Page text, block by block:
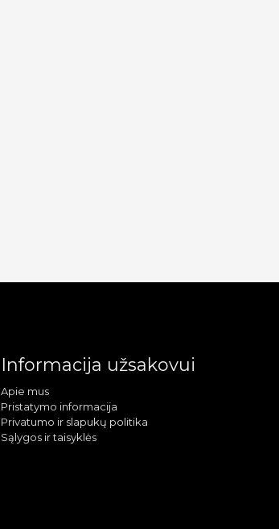
Informacija užsakovui
Apie mus
Pristatymo informacija
Privatumo ir slapukų politika
Sąlygos ir taisyklės